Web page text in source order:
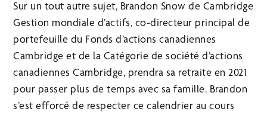
Sur un tout autre sujet, Brandon Snow de Cambridge
Gestion mondiale d’actifs, co-directeur principal de
portefeuille du Fonds d’actions canadiennes
Cambridge et de la Catégorie de société d’actions
canadiennes Cambridge, prendra sa retraite en 2021
pour passer plus de temps avec sa famille. Brandon
s’est efforcé de respecter ce calendrier au cours